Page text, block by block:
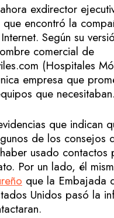
exdirector
encontró la
Según su
comercial de
(Hospitales
empresa que
que necesitaban.
que indican
de los consejos
usado contactos
Por un lado, él
que la Embajada
Unidos pasó la